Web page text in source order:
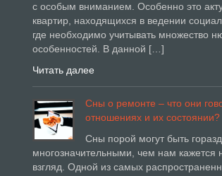
с особым вниманием. Особенно это
квартир, находящихся в ведении
где необходимо учитывать множество
особенностей. В данной […]
Читать далее
Сны о ремонте – что они
отношениях и их состоянии?
Сны порой могут быть
многозначительными, чем нам кажется
взгляд. Одной из самых